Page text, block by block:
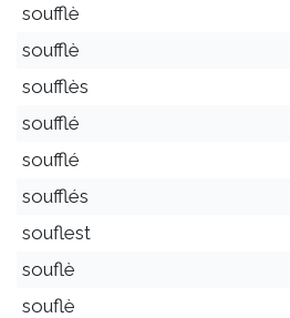
soufflè
soufflè
soufflès
soufflé
soufflé
soufflés
souflest
souflè
souflè